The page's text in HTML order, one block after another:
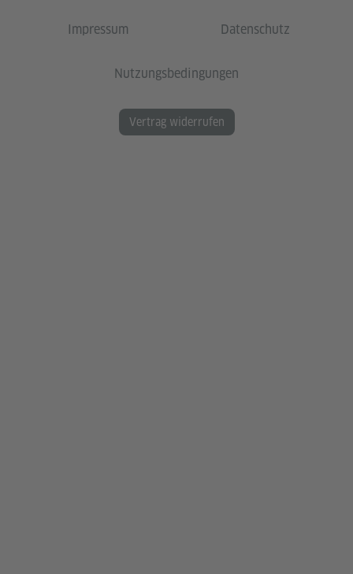
Impressum Datenschutz
Nutzungsbedingungen
Vertrag widerrufen